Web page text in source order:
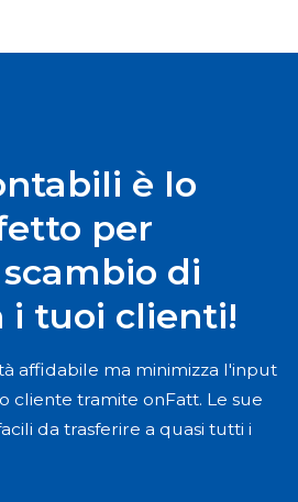
è lo
per
di
i tuoi clienti!
affidabile ma minimizza l'input
cliente tramite onFatt. Le sue
da trasferire a quasi tutti i